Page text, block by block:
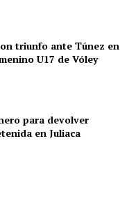
triunfo ante Túnez en
U17 de Vóley
para devolver
en Juliaca